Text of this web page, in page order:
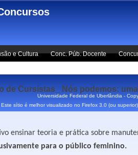
e Cultura Conc. Púb. Docente
de Cursistas_ Nós podemos:
ensinar teoria e prática sobre
para o público feminino.
Universidade Federal de Uberlândia -
Este sítio é melhor visualizado no Firefox 3.0 (ou